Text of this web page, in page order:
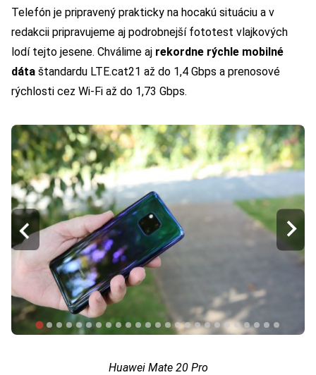
Telefón je pripravený prakticky na hocakú situáciu a v
redakcii pripravujeme aj podrobnejší fototest vlajkových
lodí tejto jesene. Chválime aj rekordne rýchle mobilné
dáta štandardu LTE.cat21 až do 1,4 Gbps a prenosové
rýchlosti cez Wi-Fi až do 1,73 Gbps.
Huawei Mate 20 Pro